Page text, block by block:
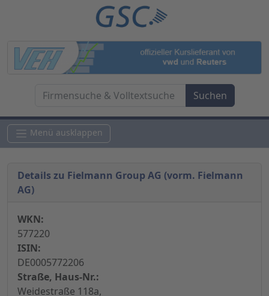
Menü ausklappen
Details zu Fielmann Group AG (vorm. Fielmann
AG)
WKN:
577220
ISIN:
DE0005772206
Straße, Haus-Nr.:
Weidestraße 118a,